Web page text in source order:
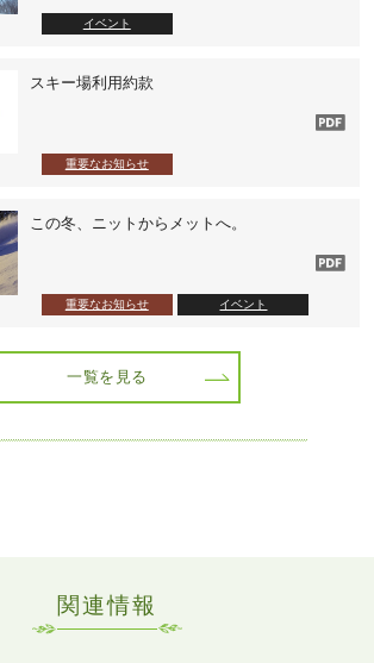
イベント
スキー場利用約款
重要なお知らせ
この冬、ニットからメットへ。
重要なお知らせ イベント
一覧を見る
関連情報